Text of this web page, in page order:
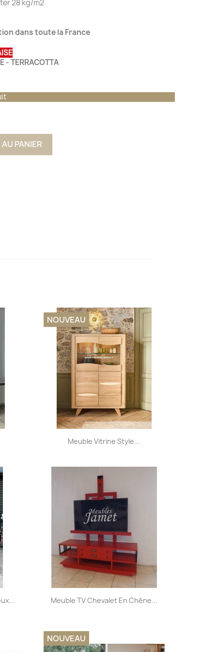
28 kg/m2
dans toute la France
- TERRACOTTA
PANIER
Aperçu rapide
Meuble Vitrine Style...
NOUVEAU
Aperçu rapide
Meuble TV Chevalet En Chêne...
NOUVEAU